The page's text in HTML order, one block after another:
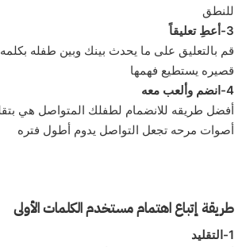
للنطق
3-أعطِ تعليقاً
قم بالتعليق على ما يحدث بينك وبين طفله
قصيره يستطيع فهمها
4-انضم وألعب معه
أفضل طريقه للانضمام لطفلك المتواصل هي
أصوات مرحه تجعل التواصل يدوم أطول فتره
طريقة إتباع اهتمام مستخدم الكلمات الأولى
1-التقليد